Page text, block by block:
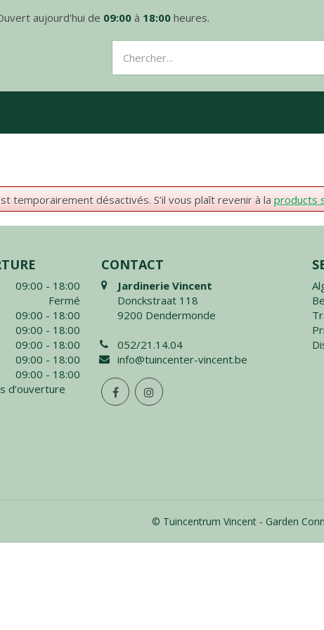
aujourd'hui de 09:00 à 18:00 heures.
temporairement désactivés. S’il vous plaît revenir à la products
09:00 - 18:00
Fermé
09:00 - 18:00
09:00 - 18:00
09:00 - 18:00
09:00 - 18:00
09:00 - 18:00
d’ouverture
CONTACT
Jardinerie Vincent
Donckstraat 118
9200 Dendermonde
052/21.14.04
info@tuincenter-vincent.be
© Tuincentrum Vincent Garden